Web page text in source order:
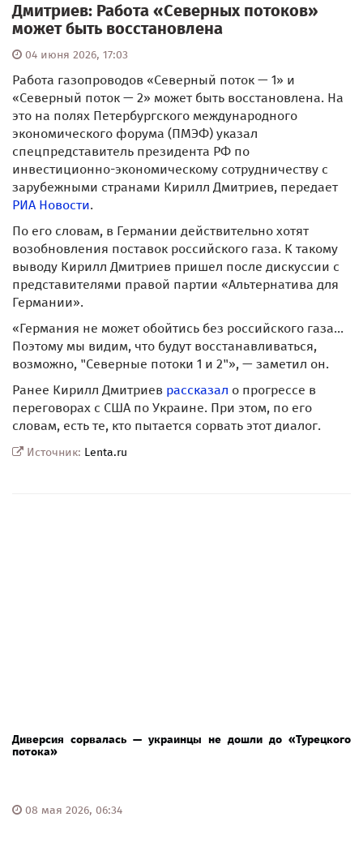
Дмитриев: Работа «Северных потоков»
может быть восстановлена
04 июня 2026, 17:03
Работа газопроводов «Северный поток — 1» и
«Северный поток — 2» может быть восстановлена. На
это на полях Петербургского международного
экономического форума (ПМЭФ) указал
спецпредставитель президента РФ по
инвестиционно-экономическому сотрудничеству с
зарубежными странами Кирилл Дмитриев, передает
РИА Новости.
По его словам, в Германии действительно хотят
возобновления поставок российского газа. К такому
выводу Кирилл Дмитриев пришел после дискуссии с
представителями правой партии «Альтернатива для
Германии».
«Германия не может обойтись без российского газа...
Поэтому мы видим, что будут восстанавливаться,
возможно, "Северные потоки 1 и 2"», — заметил он.
Ранее Кирилл Дмитриев рассказал о прогрессе в
переговорах с США по Украине. При этом, по его
словам, есть те, кто пытается сорвать этот диалог.
Источник: Lenta.ru
Диверсия сорвалась — украинцы не дошли до «Турецкого
потока»
08 мая 2026, 06:34